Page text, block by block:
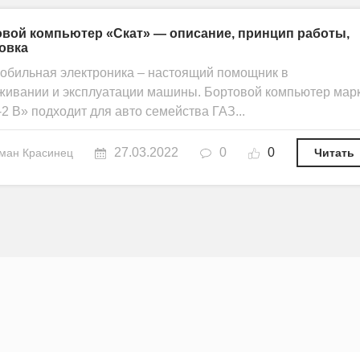
компьютер «Скат» — описание, принцип работы,
электроника – настоящий помощник в
и эксплуатации машины. Бортовой компьютер
В» подходит для авто семейства ГАЗ...
Красинец 27.03.2022 0 0 Читать